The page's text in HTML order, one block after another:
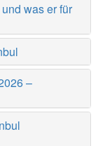
was er für
–